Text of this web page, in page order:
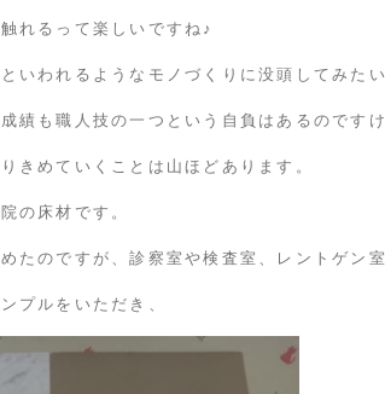
れるって楽しいですね♪
いわれるようなモノづくりに没頭してみた
績も職人技の一つという自負はあるのですけ
きめていくことは山ほどあります。
の床材です。
たのですが、診察室や検査室、レントゲン
プルをいただき、